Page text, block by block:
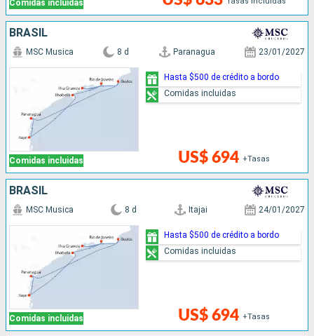
Comidas incluidas
BRASIL
Comidas incluidas
MSC Musica 8 d Paranagua 23/01/2027
US$ 694 +Tasas
Hasta $500 de crédito a bordo
Comidas incluidas
BRASIL
Comidas incluidas
MSC Musica 8 d Itajai 24/01/2027
US$ 694 +Tasas
Hasta $500 de crédito a bordo
Comidas incluidas